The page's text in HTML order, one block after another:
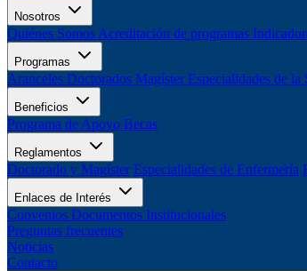
Nosotros
Quiénes Somos Acreditación de programas
Programas
Aranceles Doctorados Magíster Especialidades de la
Beneficios
Programa de Apoyo Becas
Reglamentos
Doctorado y Magíster Especialidades de Enfermería
Enlaces de Interés
Convenios Documentos Institucionales
Preguntas frecuentes
Noticias
Contacto